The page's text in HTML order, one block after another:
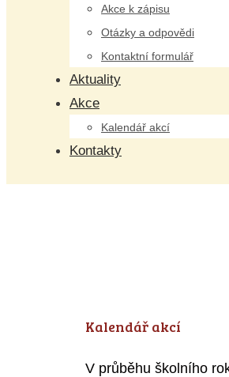
Akce k zápisu
Otázky a odpovědi
Kontaktní formulář
Aktuality
Akce
Kalendář akcí
Kontakty
Kalendář akcí
V průběhu školního